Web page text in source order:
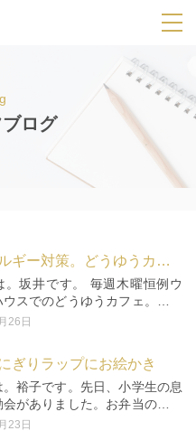
SPメニ
ー
展
用
ボ
ログ
秋のアレルギー対策。どうゆうカフェに遊びに来ませんか？
。坂井です。 毎週木曜恒例ウ
スでのどうゆうカフェ。以前
ストレッチ講座やってきまし
康つぼストレッチ講…
26日
ぎりラップにお絵かき
。裕子です。先日、小学生の息
がありました。お弁当のおか
とおんなじ。でも、今回初め
23日